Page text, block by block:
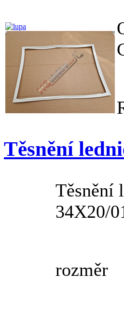
Těsnění
34X20/
rozměr